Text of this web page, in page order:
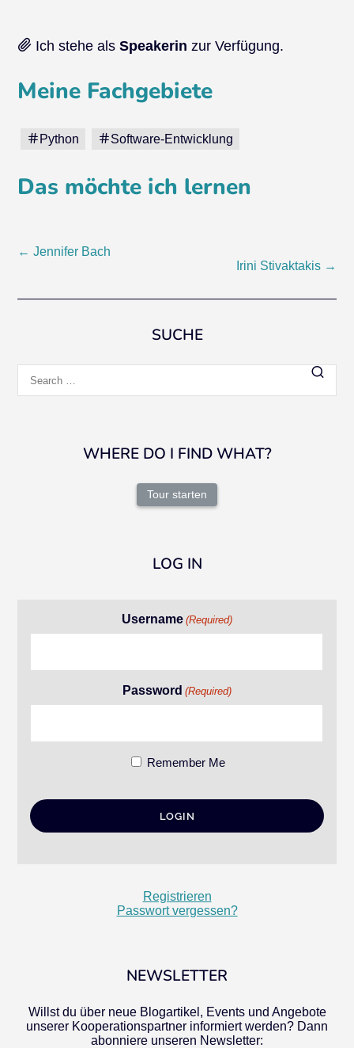
Ich stehe alsSpeakerin zur Verfügung.
Meine Fachgebiete
Python Software-Entwicklung
Das möchte ich lernen
Post
← Jennifer Bach
Irini Stivaktakis →
SUCHE
for:
WHERE DO I FIND WHAT?
Tour starten
LOG IN
Username (Required)
Password (Required)
Remember Me
Registrieren
Passwort vergessen?
NEWSLETTER
Willst du über neue Blogartikel, Events und Angebote
unserer Kooperationspartner informiert werden? Dann
abonniere unseren Newsletter: